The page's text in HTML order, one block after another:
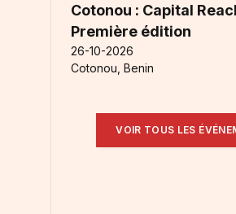
Cotonou : Capital
Première édition
26-10-2026
Cotonou, Benin
VOIR TOUS LES